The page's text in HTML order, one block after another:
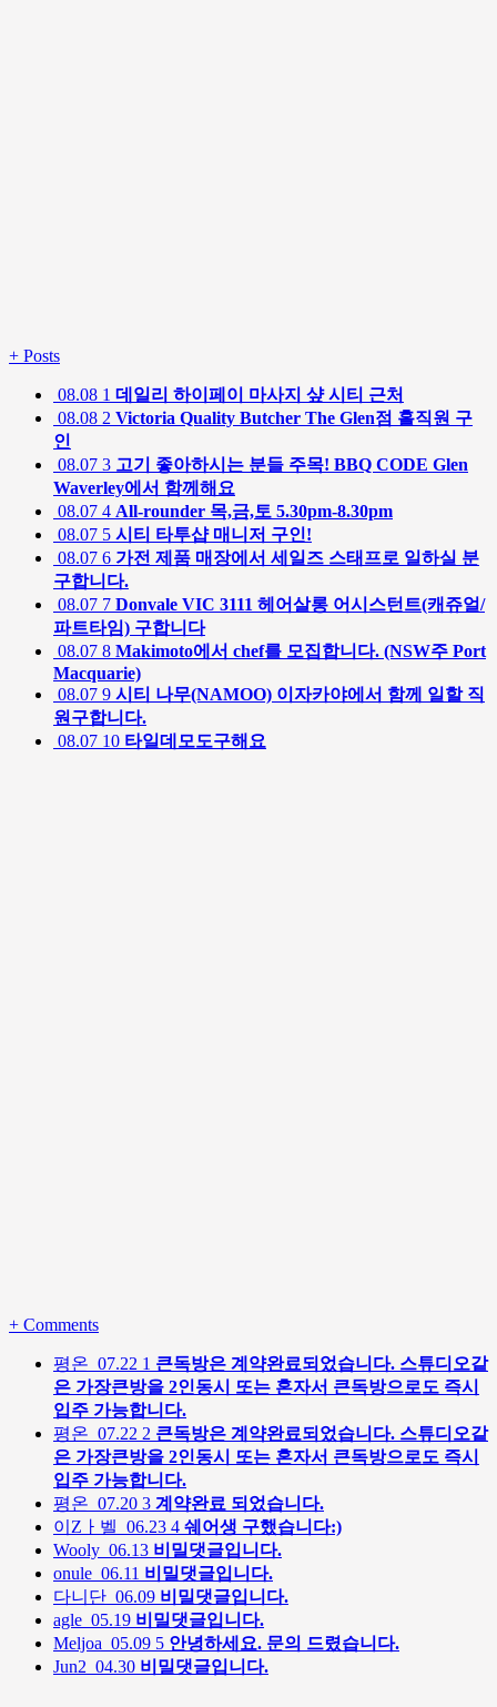
+ Posts
08.08 1 데일리 하이페이 마사지 샾 시티 근처
08.08 2 Victoria Quality Butcher The Glen점 홀직원 구
인
08.07 3 고기 좋아하시는 분들 주목! BBQ CODE Glen
Waverley에서 함께해요
08.07 4 All-rounder 목,금,토 5.30pm-8.30pm
08.07 5 시티 타투샵 매니저 구인!
08.07 6 가전 제품 매장에서 세일즈 스태프로 일하실 분
구합니다.
08.07 7 Donvale VIC 3111 헤어살롱 어시스턴트(캐쥬얼/
파트타임) 구합니다
08.07 8 Makimoto에서 chef를 모집합니다. (NSW주 Port
Macquarie)
08.07 9 시티 나무(NAMOO) 이자카야에서 함께 일할 직
원구합니다.
08.07 10 타일데모도구해요
+ Comments
평온 07.22 1 큰독방은 계약완료되었습니다. 스튜디오같
은 가장큰방을 2인동시 또는 혼자서 큰독방으로도 즉시
입주 가능합니다.
평온 07.22 2 큰독방은 계약완료되었습니다. 스튜디오같
은 가장큰방을 2인동시 또는 혼자서 큰독방으로도 즉시
입주 가능합니다.
평온 07.20 3 계약완료 되었습니다.
이Zㅏ벨 06.23 4 쉐어생 구했습니다:)
Wooly 06.13 비밀댓글입니다.
onule 06.11 비밀댓글입니다.
다니단 06.09 비밀댓글입니다.
agle 05.19 비밀댓글입니다.
Meljoa 05.09 5 안녕하세요. 문의 드렸습니다.
Jun2 04.30 비밀댓글입니다.